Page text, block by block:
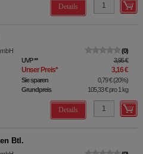
Details
0
UVP** 3,95 €
Unser Preis* 3,16 €
Sie sparen 0,79 €(20%)
Grundpreis
105,33 €pro 1 kg
Details
Btl.